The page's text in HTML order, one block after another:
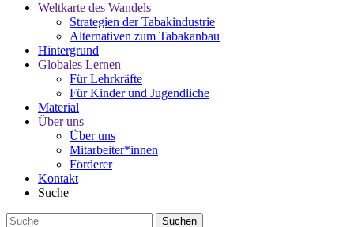
Weltkarte des Wandels
Strategien der Tabakindustrie
Alternativen zum Tabakanbau
Hintergrund
Globales Lernen
Für Lehrkräfte
Für Kinder und Jugendliche
Material
Über uns
Über uns
Mitarbeiter*innen
Förderer
Kontakt
Suche